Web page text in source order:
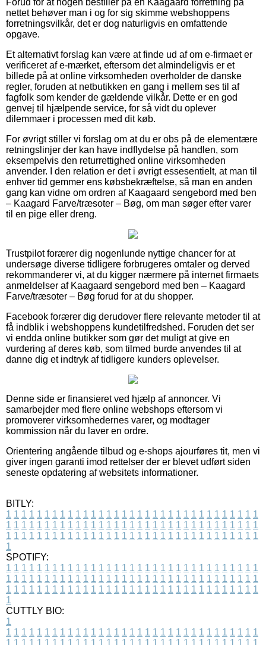
nettet behøver man i og for sig skimme webshoppens
forretningsvilkår, det er dog naturligvis en omfattende
opgave.
Et alternativt forslag kan være at finde ud af om e-firmaet er
verificeret af e-mærket, eftersom det almindeligvis er et
billede på at online virksomheden overholder de danske
regler, foruden at netbutikken en gang i mellem ses til af
fagfolk som kender de gældende vilkår. Dette er en god
genvej til hjælpende service, for så vidt du oplever
dilemmaer i processen med dit køb.
For øvrigt stiller vi forslag om at du er obs på de elementære
retningslinjer der kan have indflydelse på handlen, som
eksempelvis den returrettighed online virksomheden
anvender. I den relation er det i øvrigt essesentielt, at man til
enhver tid gemmer ens købsbekræftelse, så man en anden
gang kan vidne om ordren af Kaagaard sengebord med ben
– Kaagard Farve/træsoter – Bøg, om man søger efter varer
til en pige eller dreng.
Trustpilot forærer dig nogenlunde nyttige chancer for at
undersøge diverse tidligere forbrugeres omtaler og derved
rekommanderer vi, at du kigger nærmere på internet firmaets
anmeldelser af Kaagaard sengebord med ben – Kaagard
Farve/træsoter – Bøg forud for at du shopper.
Facebook forærer dig derudover flere relevante metoder til at
få indblik i webshoppens kundetilfredshed. Foruden det ser
vi endda online butikker som gør det muligt at give en
vurdering af deres køb, som tilmed burde anvendes til at
danne dig et indtryk af tidligere kunders oplevelser.
Denne side er finansieret ved hjælp af annoncer. Vi
samarbejder med flere online webshops eftersom vi
promoverer virksomhedernes varer, og modtager
kommission når du laver en ordre.
Orientering angående tilbud og e-shops ajourføres tit, men vi
giver ingen garanti imod rettelser der er blevet udført siden
seneste opdatering af websitets informationer.
BITLY:
1 1 1 1 1 1 1 1 1 1 1 1 1 1 1 1 1 1 1 1 1 1 1 1 1 1 1 1 1 1 1 1 1
1 1 1 1 1 1 1 1 1 1 1 1 1 1 1 1 1 1 1 1 1 1 1 1 1 1 1 1 1 1 1 1 1
1 1 1 1 1 1 1 1 1 1 1 1 1 1 1 1 1 1 1 1 1 1 1 1 1 1 1 1 1 1 1 1 1
1
SPOTIFY:
1 1 1 1 1 1 1 1 1 1 1 1 1 1 1 1 1 1 1 1 1 1 1 1 1 1 1 1 1 1 1 1 1
1 1 1 1 1 1 1 1 1 1 1 1 1 1 1 1 1 1 1 1 1 1 1 1 1 1 1 1 1 1 1 1 1
1 1 1 1 1 1 1 1 1 1 1 1 1 1 1 1 1 1 1 1 1 1 1 1 1 1 1 1 1 1 1 1 1
1
CUTTLY BIO:
1
1 1 1 1 1 1 1 1 1 1 1 1 1 1 1 1 1 1 1 1 1 1 1 1 1 1 1 1 1 1 1 1 1
1 1 1 1 1 1 1 1 1 1 1 1 1 1 1 1 1 1 1 1 1 1 1 1 1 1 1 1 1 1 1 1 1